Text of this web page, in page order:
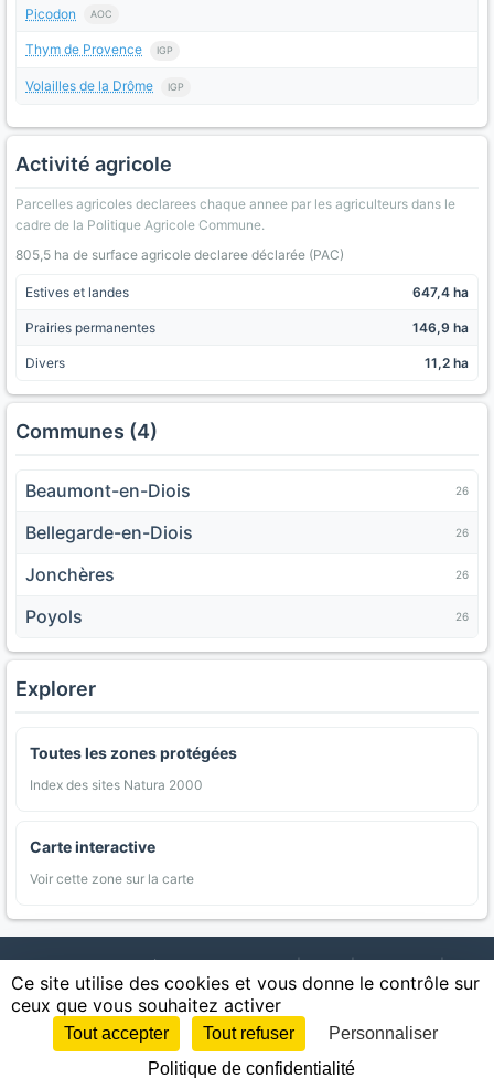
Picodon AOC
Thym de Provence IGP
Volailles de la Drôme IGP
Activité agricole
Parcelles agricoles declarees chaque annee par les agriculteurs dans le
cadre de la Politique Agricole Commune.
805,5 ha de surface agricole declaree déclarée (PAC)
Estives et landes 647,4 ha
Prairies permanentes 146,9 ha
Divers 11,2 ha
Communes (4)
Beaumont-en-Diois 26
Bellegarde-en-Diois 26
Jonchères 26
Poyols 26
Explorer
Toutes les zones protégées
Index des sites Natura 2000
Carte interactive
Voir cette zone sur la carte
AgriMap — Données agricoles ouvertes | Carte | Communes |
Appellations | Regions | Cultures | Zones protégées | Forets |
Littoral | Espaces naturels | Statistiques
| Confidentialite | CGU | CGV Cookies
Sources : IGN, INSEE, Météo-France, SAFER, INRAE, BRGM, INAO, Ministère de
l'Agriculture
Ce site utilise des cookies et vous donne le contrôle sur
ceux que vous souhaitez activer
Tout accepter Tout refuser
Personnaliser
Politique de confidentialité